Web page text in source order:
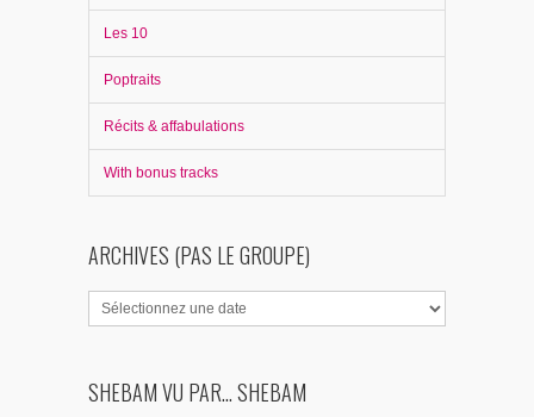
Les 10
Poptraits
Récits & affabulations
With bonus tracks
ARCHIVES (PAS LE GROUPE)
SHEBAM VU PAR... SHEBAM